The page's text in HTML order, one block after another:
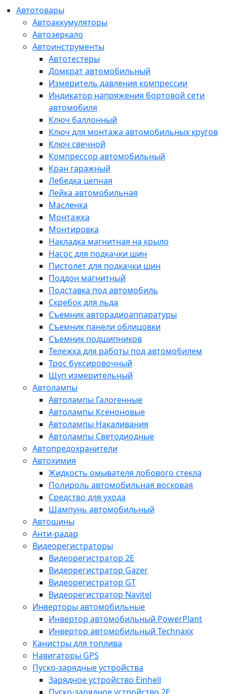
Автотовары
Автоаккумуляторы
Автозеркало
Автоинструменты
Автотестеры
Домкрат автомобильный
Измеритель давления компрессии
Индикатор напряжения бортовой сети
автомобиля
Ключ баллонный
Ключ для монтажа автомобильных кругов
Ключ свечной
Компрессор автомобильный
Кран гаражный
Лебедка цепная
Лейка автомобильная
Масленка
Монтажка
Монтировка
Накладка магнитная на крыло
Насос для подкачки шин
Пистолет для подкачки шин
Поддон магнитный
Подставка под автомобиль
Скребок для льда
Съемник авторадиоаппаратуры
Съемник панели облицовки
Съемник подшипников
Тележка для работы под автомобилем
Трос буксировочный
Щуп измерительный
Автолампы
Автолампы Галогенные
Автолампы Ксеноновые
Автолампы Накаливания
Автолампы Светодиодные
Автопредохранители
Автохимия
Жидкость омывателя лобового стекла
Полироль автомобильная восковая
Средство для ухода
Шампунь автомобильный
Автошины
Анти-радар
Видеорегистраторы
Видеорегистратор 2E
Видеорегистратор Gazer
Видеорегистратор GT
Видеорегистратор Navitel
Инверторы автомобильные
Инвертор автомобильный PowerPlant
Инвертор автомобильный Technaxx
Канистры для топлива
Навигаторы GPS
Пуско-зарядные устройства
Зарядное устройство Einhell